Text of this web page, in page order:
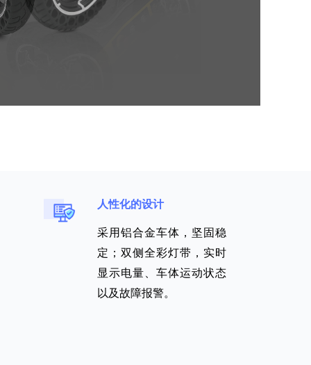
采用铝合金车体，坚固稳
定；双侧全彩灯带，实时
显示电量、车体运动状态
以及故障报警。
人性化的设计